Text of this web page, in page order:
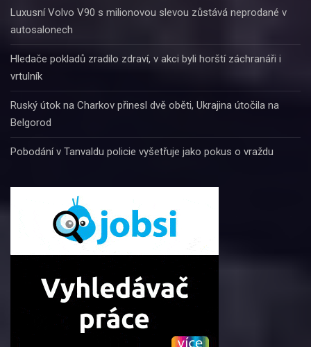
Luxusní Volvo V90 s milionovou slevou zůstává neprodané v
autosalonech
Hledače pokladů zradilo zdraví, v akci byli horští záchranáři i
vrtulník
Ruský útok na Charkov přinesl dvě oběti, Ukrajina útočila na
Belgorod
Pobodání v Tanvaldu policie vyšetřuje jako pokus o vraždu